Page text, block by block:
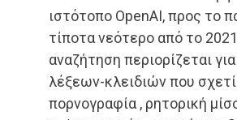
ιστότοπο OpenAI, προς το
τίποτα νεότερο από το
αναζήτηση περιορίζεται
λέξεων-κλειδιών που
πορνογραφία , ρητορική